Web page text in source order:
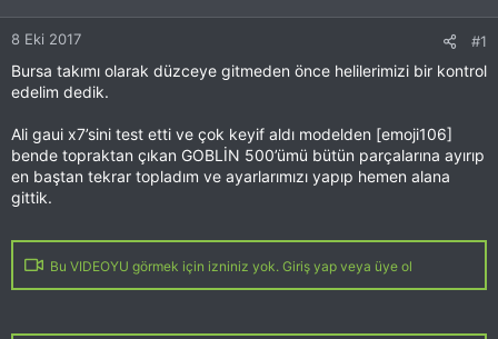
8 Eki 2017 #1
Bursa takımı olarak düzceye gitmeden önce helilerimizi bir kontrol
edelim dedik.
Ali gaui x7’sini test etti ve çok keyif aldı modelden [emoji106]
bende topraktan çıkan GOBLİN 500’ümü bütün parçalarına ayırıp
en baştan tekrar topladım ve ayarlarımızı yapıp hemen alana
gittik.
Bu VIDEOYU görmek için izniniz yok. Giriş yap veya üye ol